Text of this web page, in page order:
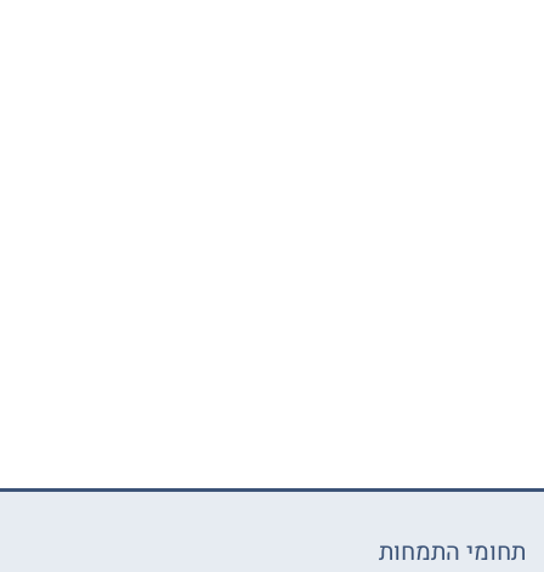
תחומי התמחות